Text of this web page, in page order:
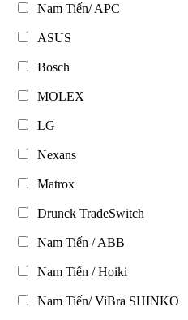
Nam Tiến/ APC
ASUS
Bosch
MOLEX
LG
Nexans
Matrox
Drunck TradeSwitch
Nam Tiến / ABB
Nam Tiến / Hoiki
Nam Tiến/ ViBra SHINKO